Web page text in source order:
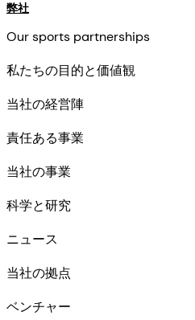
弊社
Our sports partnerships
私たちの目的と価値観
当社の経営陣
責任ある事業
当社の事業
科学と研究
ニュース
当社の拠点
ベンチャー